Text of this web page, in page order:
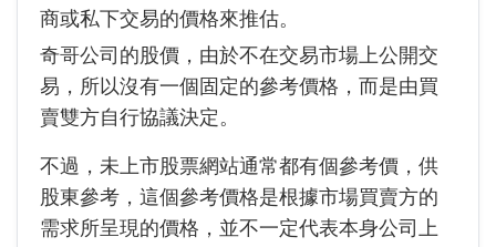
商或私下交易的價格來推估。
奇哥公司的股價，由於不在交易市場上公開交
易，所以沒有一個固定的參考價格，而是由買
賣雙方自行協議決定。
不過，未上市股票網站通常都有個參考價，供
股東參考，這個參考價格是根據市場買賣方的
需求所呈現的價格，並不一定代表本身公司上